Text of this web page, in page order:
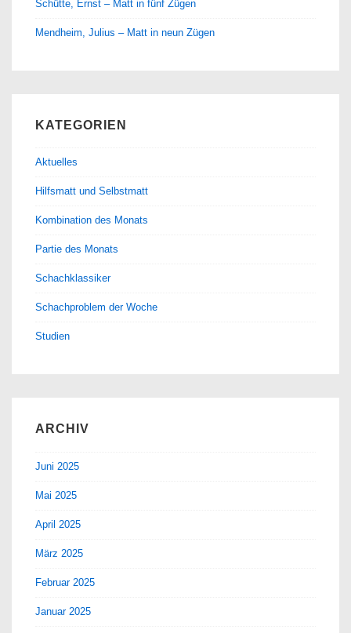
Schütte, Ernst – Matt in fünf Zügen
Mendheim, Julius – Matt in neun Zügen
KATEGORIEN
Aktuelles
Hilfsmatt und Selbstmatt
Kombination des Monats
Partie des Monats
Schachklassiker
Schachproblem der Woche
Studien
ARCHIV
Juni 2025
Mai 2025
April 2025
März 2025
Februar 2025
Januar 2025